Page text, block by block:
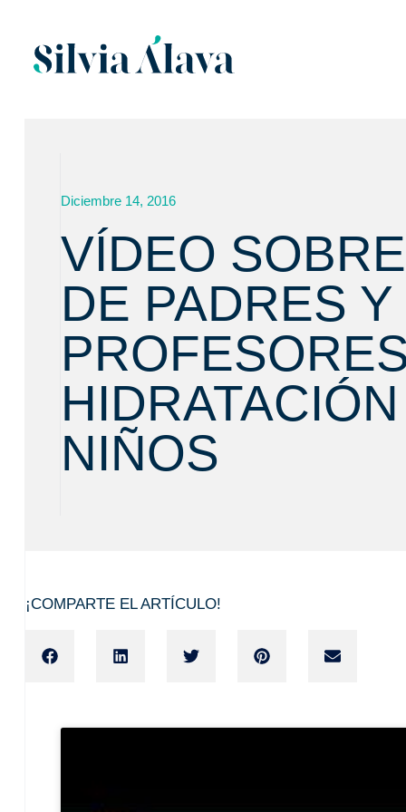
Diciembre 14, 2016
VÍDEO
DE PADRES Y
NIÑOS
¡COMPARTE EL ARTÍCULO!